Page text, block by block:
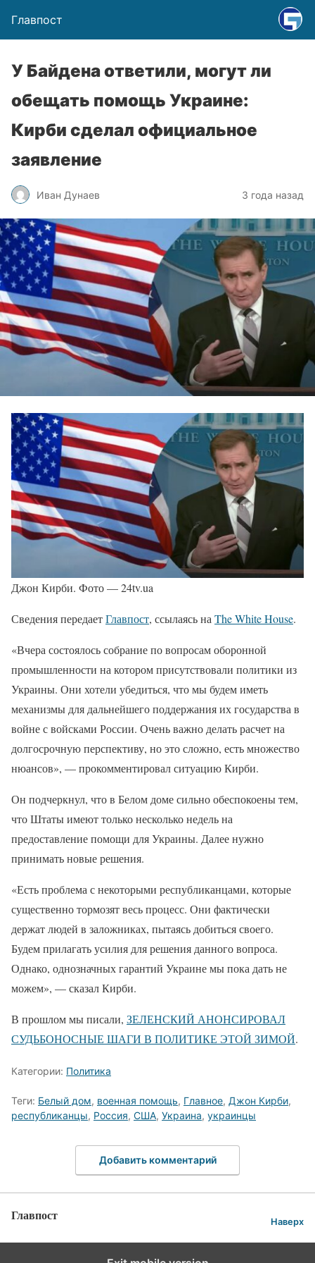
Главпост
У Байдена ответили, могут ли
обещать помощь Украине:
Кирби сделал официальное
заявление
Иван Дунаев 3 года назад
Джон Кирби. Фото — 24tv.ua
Сведения передаетГлавпост, ссылаясь на The White House.
«Вчера состоялось собрание по вопросам оборонной
промышленности на котором присутствовали политики из
Украины. Они хотели убедиться, что мы будем иметь
механизмы для дальнейшего поддержания их государства в
войне с войсками России. Очень важно делать расчет на
долгосрочную перспективу, но это сложно, есть множество
нюансов», — прокомментировал ситуацию Кирби.
Он подчеркнул, что в Белом доме сильно обеспокоены тем,
что Штаты имеют только несколько недель на
предоставление помощи для Украины. Далее нужно
принимать новые решения.
«Есть проблема с некоторыми республиканцами, которые
существенно тормозят весь процесс. Они фактически
держат людей в заложниках, пытаясь добиться своего.
Будем прилагать усилия для решения данного вопроса.
Однако, однозначных гарантий Украине мы пока дать не
можем», — сказал Кирби.
В прошлом мы писали, ЗЕЛЕНСКИЙ АНОНСИРОВАЛ
СУДЬБОНОСНЫЕ ШАГИ В ПОЛИТИКЕ ЭТОЙ ЗИМОЙ.
Категории: Политика
Теги: Белый дом, военная помощь, Главное, Джон Кирби,
республиканцы, Россия, США, Украина, украинцы
Добавить комментарий
Главпост Наверх